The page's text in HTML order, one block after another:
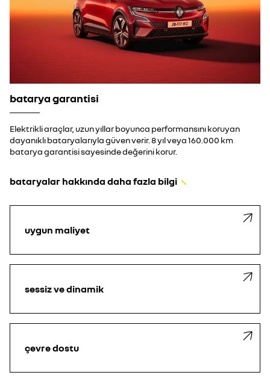
batarya garantisi
Elektrikli araçlar, uzun yıllar boyunca performansını koruyan
dayanıklı bataryalarıyla güven verir. 8 yıl veya 160.000 km
batarya garantisi sayesinde değerini korur.
bataryalar hakkında daha fazla bilgi
uygun maliyet
sessiz ve dinamik
çevre dostu